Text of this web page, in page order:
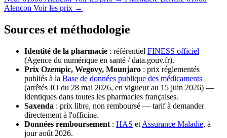
Alencon Voir les prix →
Sources et méthodologie
Identité de la pharmacie : référentiel FINESS officiel
(Agence du numérique en santé / data.gouv.fr).
Prix Ozempic, Wegovy, Mounjaro : prix réglementés
publiés à la Base de données publique des médicaments
(arrêtés JO du 28 mai 2026, en vigueur au 15 juin 2026) —
identiques dans toutes les pharmacies françaises.
Saxenda : prix libre, non remboursé — tarif à demander
directement à l'officine.
Données remboursement : HAS et Assurance Maladie, à
jour août 2026.